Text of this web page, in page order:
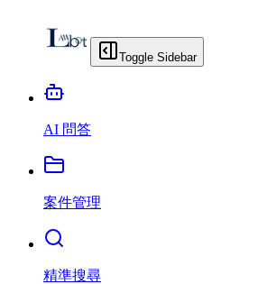
Toggle Sidebar
AI 問答
案件管理
精準搜尋